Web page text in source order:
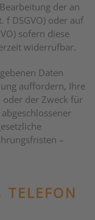
der an
f DSGVO) oder auf
sofern diese
widerrufbar.
Daten
auffordern, Ihre
der Zweck für
–